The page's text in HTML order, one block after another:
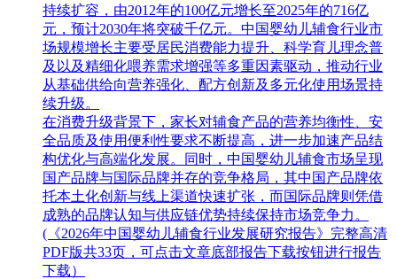
持续扩容，由2012年的100亿元增长至2025年的716亿
元，预计2030年将突破千亿元。中国婴幼儿辅食行业市
场规模增长主要受居民消费能力提升、科学育儿理念普
及以及精细化喂养需求增强等多重因素驱动，推动行业
从基础供给向营养强化、配方创新及多元化使用场景持
续升级。
在消费升级背景下，家长对辅食产品的营养均衡性、安
全品质及使用便利性要求不断提高，进一步加速产品结
构优化与高端化发展。同时，中国婴幼儿辅食市场呈现
国产品牌与国际品牌并存的竞争格局，其中国产品牌依
托本土化创新与线上渠道快速扩张，而国际品牌则凭借
成熟的品牌认知与供应链优势持续保持市场竞争力。
(《2026年中国婴幼儿辅食行业发展研究报告》完整高清
PDF版共33页，可点击文章底部报告下载按钮进行报告
下载）